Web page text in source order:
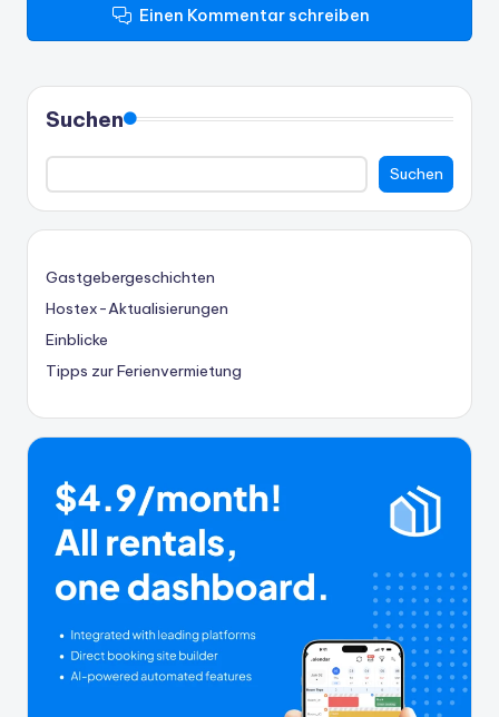
Einen Kommentar schreiben
Suchen
Suchen
Gastgebergeschichten
Hostex-Aktualisierungen
Einblicke
Tipps zur Ferienvermietung